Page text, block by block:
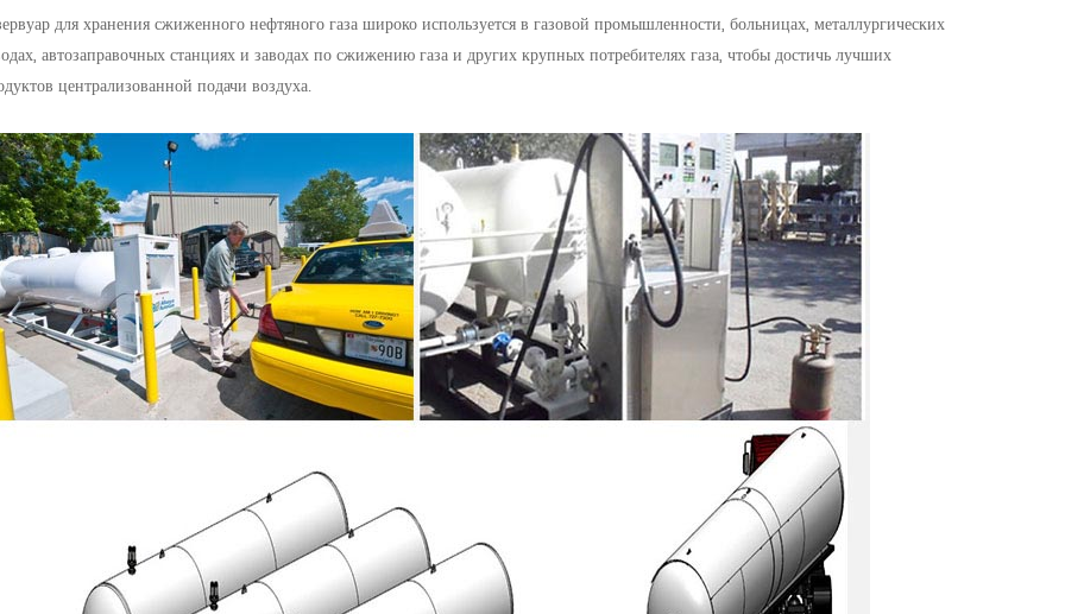
для хранения сжиженного нефтяного газа широко используется в газовой промышленности, больницах, металлургических
автозаправочных станциях и заводах по сжижению газа и других крупных потребителях газа, чтобы достичь лучших
централизованной подачи воздуха.